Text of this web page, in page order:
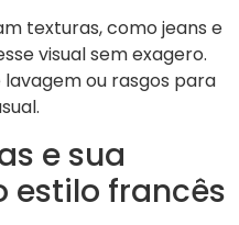
texturas, como jeans e
visual sem exagero.
ou rasgos para
e sua
estilo francês